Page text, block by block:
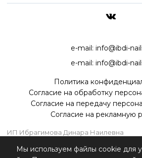
e-mail: info@ibdi-
e-mail: info@ibdi-
Политика
Согласие на обработку
Согласие на передачу
Согласие на рекламную
ИП Ибрагимова Динара Наилевна
ОГРНИП 315595800070181
Мы используем файлы cookie для